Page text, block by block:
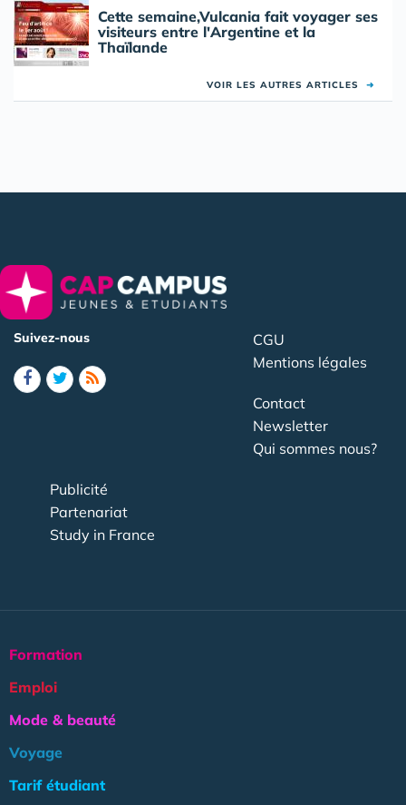
Cette semaine,Vulcania fait voyager ses
visiteurs entre l'Argentine et la
Thaïlande
VOIR LES AUTRES ARTICLES ➜
Suivez-nous
CGU
Mentions légales
Contact
Newsletter
Qui sommes nous?
Publicité
Partenariat
Study in France
Formation
Emploi
Mode & beauté
Voyage
Tarif étudiant